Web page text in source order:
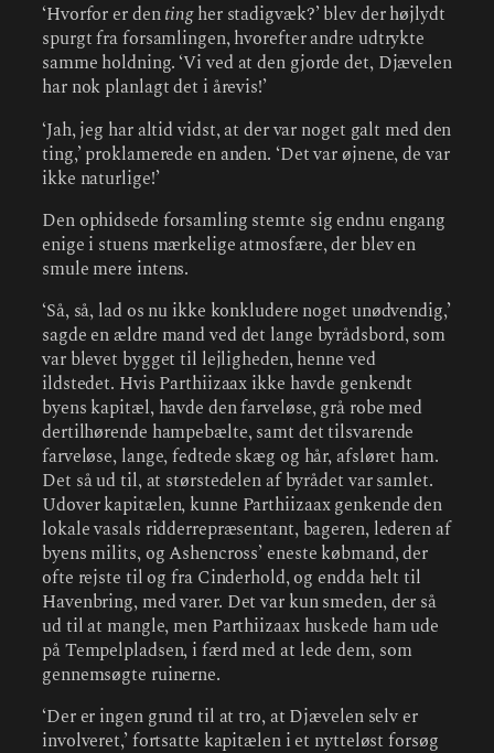
‘Hvorfor er dentingher stadigvæk?’ blev der højlydt
spurgt fra forsamlingen, hvorefter andre udtrykte
samme holdning. ‘Vi ved at den gjorde det, Djævelen
har nok planlagt det i årevis!’
‘Jah, jeg har altid vidst, at der var noget galt med den
ting,’ proklamerede en anden. ‘Det var øjnene, de var
ikke naturlige!’
Den ophidsede forsamling stemte sig endnu engang
enige i stuens mærkelige atmosfære, der blev en
smule mere intens.
‘Så, så, lad os nu ikke konkludere noget unødvendig,’
sagde en ældre mand ved det lange byrådsbord, som
var blevet bygget til lejligheden, henne ved
ildstedet. Hvis Parthiizaax ikke havde genkendt
byens kapitæl, havde den farveløse, grå robe med
dertilhørende hampebælte, samt det tilsvarende
farveløse, lange, fedtede skæg og hår, afsløret ham.
Det så ud til, at størstedelen af byrådet var samlet.
Udover kapitælen, kunne Parthiizaax genkende den
lokale vasals ridderrepræsentant, bageren, lederen af
byens milits, og Ashencross’ eneste købmand, der
ofte rejste til og fra Cinderhold, og endda helt til
Havenbring, med varer. Det var kun smeden, der så
ud til at mangle, men Parthiizaax huskede ham ude
på Tempelpladsen, i færd med at lede dem, som
gennemsøgte ruinerne.
‘Der er ingen grund til at tro, at Djævelen selv er
involveret,’ fortsatte kapitælen i et nytteløst forsøg